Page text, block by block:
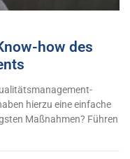
how des
hierzu eine einfache
Maßnahmen? Führen